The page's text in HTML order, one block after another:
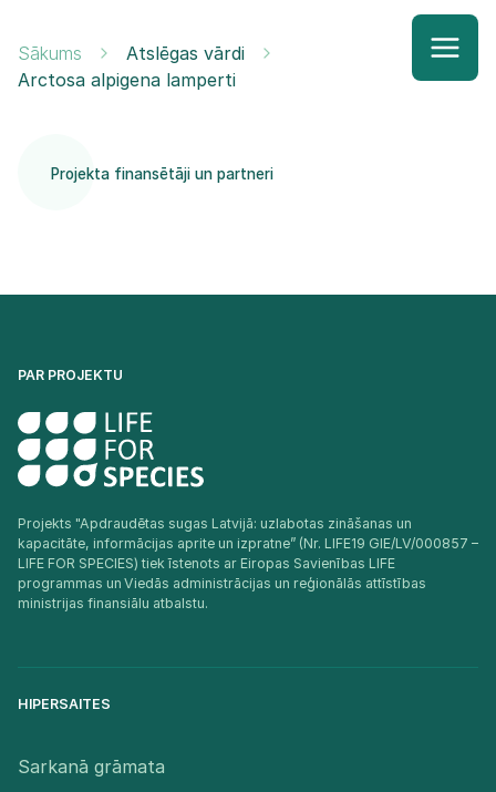
Sākums
Atslēgas vārdi
Arctosa alpigena lamperti
Projekta finansētāji un partneri
PAR PROJEKTU
Projekts "Apdraudētas sugas Latvijā: uzlabotas zināšanas un
kapacitāte, informācijas aprite un izpratne” (Nr. LIFE19 GIE/LV/000857 –
LIFE FOR SPECIES) tiek īstenots ar Eiropas Savienības LIFE
programmas un Viedās administrācijas un reģionālās attīstības
ministrijas finansiālu atbalstu.​
HIPERSAITES
Sarkanā grāmata